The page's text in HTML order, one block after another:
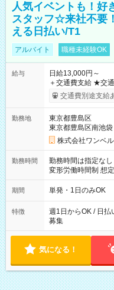
人気イベントも！好
スタッフ☆来社不要
える日払い/T1
アルバイト 職種未経験OK
給与
日給13,000円～
＋交通費支給 ★交通費全額支給！ ┗案件により規定あり ★日払
いOK！（規定あり
ンビニATMから 日払い分
交通費別途支給
勤務地
東京都豊島区
東京都豊島区南池袋
株式会社ワンベ
勤務時間
勤務時間は指定なし
変形労働時間制 想定労働時間
～21：00
期間 単発・1日のみOK
特徴
週1日からOK / 日払
募集
気になる！